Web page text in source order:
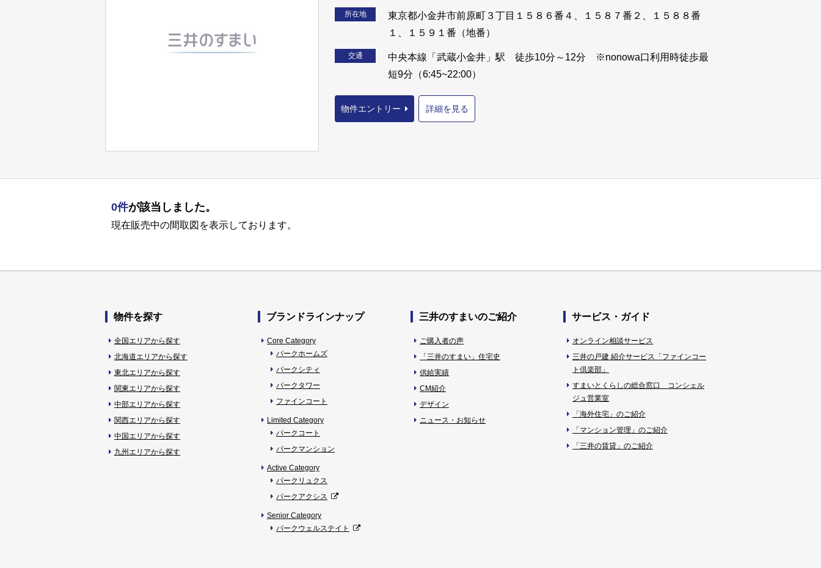
所在地
東京都小金井市前原町３丁目１５８６番４、１５８７番２、１５８８番
１、１５９１番（地番）
交通
中央本線「武蔵小金井」駅 徒歩10分～12分 ※nonowa口利用時徒歩最
短9分（6:45~22:00）
物件エントリー 詳細を見る
0件が該当しました。
現在販売中の間取図を表示しております。
物件を探す
全国エリアから探す
北海道エリアから探す
東北エリアから探す
関東エリアから探す
中部エリアから探す
関西エリアから探す
中国エリアから探す
九州エリアから探す
ブランドラインナップ
Core Category
パークホームズ
パークシティ
パークタワー
ファインコート
Limited Category
パークコート
パークマンション
Active Category
パークリュクス
パークアクシス
Senior Category
パークウェルステイト
三井のすまいのご紹介
ご購入者の声
「三井のすまい」住宅史
供給実績
CM紹介
デザイン
ニュース・お知らせ
サービス・ガイド
オンライン相談サービス
三井の戸建 紹介サービス「ファインコー
ト倶楽部」
すまいとくらしの総合窓口 コンシェル
ジュ営業室
「海外住宅」のご紹介
「マンション管理」のご紹介
「三井の賃貸」のご紹介